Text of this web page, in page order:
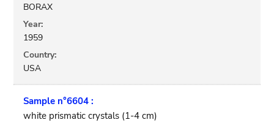
BORAX
Year:
1959
Country:
USA
Sample n°6604 :
white prismatic crystals (1-4 cm)